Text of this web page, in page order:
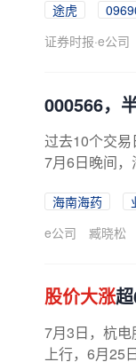
途虎
证券时报·e公司
000566，
过去10个交
7月6日晚间
海南海药
e公司
臧晓松
股价大涨
7月3日，杭
上行，6月25